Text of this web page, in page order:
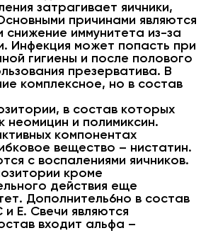
затрагивает яичники,
причинами являются
иммунитета из-за
Инфекция может попасть при
гигиены и после полового
презерватива. В
комплексное, но в состав
в состав которых
неомицин и полимиксин.
компонентах
вещество – нистатин.
с воспалениями яичников.
кроме
действия еще
Дополнитель6но в состав
Е. Свечи являются
входит альфа –